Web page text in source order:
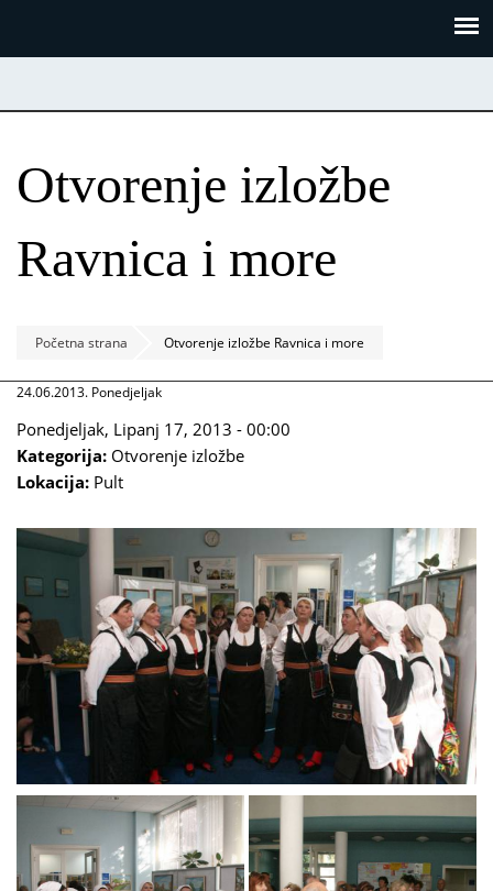
Otvorenje izložbe
Ravnica i more
Početna strana Otvorenje izložbe Ravnica i more
24.06.2013. Ponedjeljak
Ponedjeljak, Lipanj 17, 2013 - 00:00
Kategorija: Otvorenje izložbe
Lokacija: Pult